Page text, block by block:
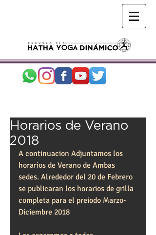
Horarios de Verano
2018
A continuacion Adjuntamos los
horarios de Verano de Ambas
sedes. Alrededor del 20 de Febrero
se publicaran los horarios de grilla
completa para el preiodo Marzo-
Diciembre 2018